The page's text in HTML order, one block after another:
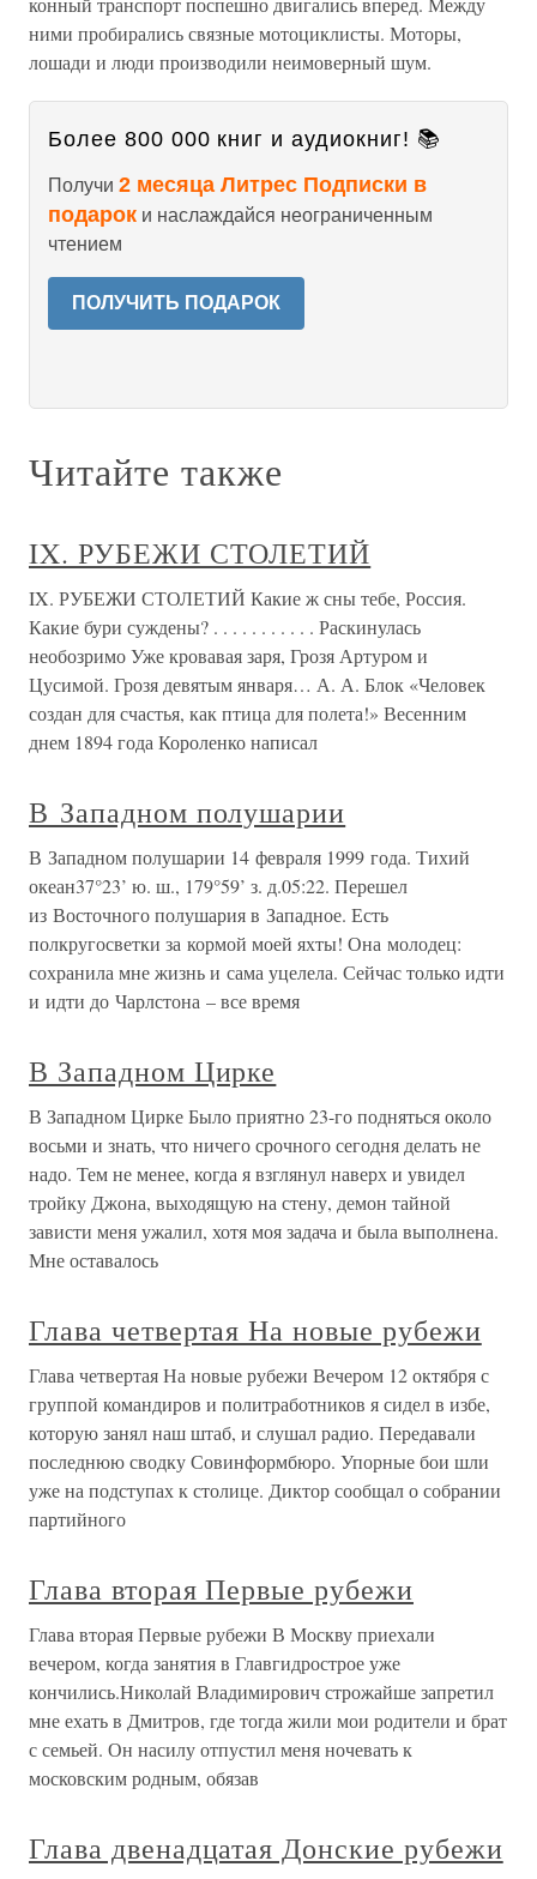
ними пробирались связные мотоциклисты. Моторы,
лошади и люди производили неимоверный шум.
Более 800 000 книг и аудиокниг! 📚
Получи 2 месяца Литрес Подписки в
подарок и наслаждайся неограниченным
чтением
ПОЛУЧИТЬ ПОДАРОК
Читайте также
IX. РУБЕЖИ СТОЛЕТИЙ
IX. РУБЕЖИ СТОЛЕТИЙ Какие ж сны тебе, Россия.
Какие бури суждены? . . . . . . . . . . . Раскинулась
необозримо Уже кровавая заря, Грозя Артуром и
Цусимой. Грозя девятым января… А. А. Блок «Человек
создан для счастья, как птица для полета!» Весенним
днем 1894 года Короленко написал
В Западном полушарии
В Западном полушарии 14 февраля 1999 года. Тихий
океан37°23’ ю. ш., 179°59’ з. д.05:22. Перешел
из Восточного полушария в Западное. Есть
полкругосветки за кормой моей яхты! Она молодец:
сохранила мне жизнь и сама уцелела. Сейчас только идти
и идти до Чарлстона – все время
В Западном Цирке
В Западном Цирке Было приятно 23-го подняться около
восьми и знать, что ничего срочного сегодня делать не
надо. Тем не менее, когда я взглянул наверх и увидел
тройку Джона, выходящую на стену, демон тайной
зависти меня ужалил, хотя моя задача и была выполнена.
Мне оставалось
Глава четвертая На новые рубежи
Глава четвертая На новые рубежи Вечером 12 октября с
группой командиров и политработников я сидел в избе,
которую занял наш штаб, и слушал радио. Передавали
последнюю сводку Совинформбюро. Упорные бои шли
уже на подступах к столице. Диктор сообщал о собрании
партийного
Глава вторая Первые рубежи
Глава вторая Первые рубежи В Москву приехали
вечером, когда занятия в Главгидрострое уже
кончились.Николай Владимирович строжайше запретил
мне ехать в Дмитров, где тогда жили мои родители и брат
с семьей. Он насилу отпустил меня ночевать к
московским родным, обязав
Глава двенадцатая Донские рубежи